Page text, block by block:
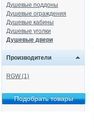
Душевые поддоны
Душевые ограждения
Душевые кабины
Душевые уголки
Душевые двери
Производители
RGW (1)